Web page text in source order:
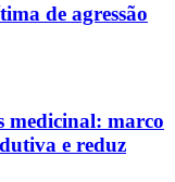
de agressão
medicinal: marco
e reduz